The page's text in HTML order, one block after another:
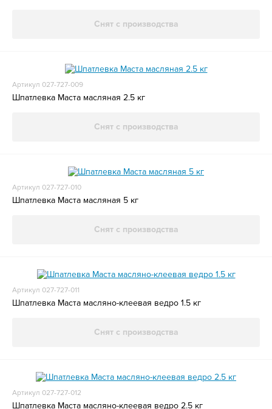
Снят с производства
Артикул 027-727-009
Шпатлевка Маста масляная 2.5 кг
Снят с производства
Артикул 027-727-010
Шпатлевка Маста масляная 5 кг
Снят с производства
Артикул 027-727-011
Шпатлевка Маста масляно-клеевая ведро 1.5 кг
Снят с производства
Артикул 027-727-012
Шпатлевка Маста масляно-клеевая ведро 2.5 кг